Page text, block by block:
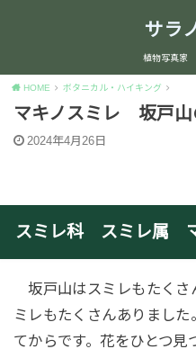
サラ
植物写真家
HOME ボタニカル・ハイキング
マキノスミレ 坂戸山
2024年4月26日
スミレ科 スミレ属
坂戸山はスミレもたくさ
ミレもたくさんありまし
てからです。花をひとつ見